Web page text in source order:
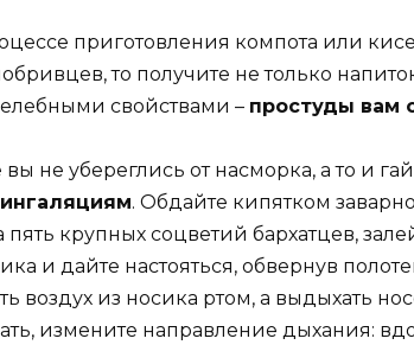
приготовления компота или
то получите не только
свойствами – простуды вам
не убереглись от насморка, а то и
ингаляциям. Обдайте кипятком
пять крупных соцветий бархатцев,
и дайте настояться, обвернув
воздух из носика ртом, а выдыхать
измените направление дыхания: